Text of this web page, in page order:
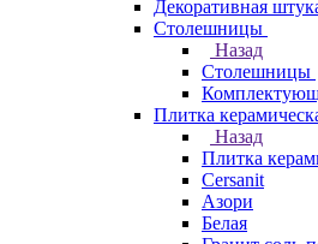
Декоративная
Столешницы
Назад
Столешницы
Плитка
Назад
Плитка
Cersanit
Азори
Белая